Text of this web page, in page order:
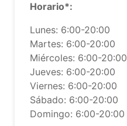
Horario*:
Lunes: 6:00-20:00
Martes: 6:00-20:00
Miércoles: 6:00-20:00
Jueves: 6:00-20:00
Viernes: 6:00-20:00
Sábado: 6:00-20:00
Domingo: 6:00-20:00